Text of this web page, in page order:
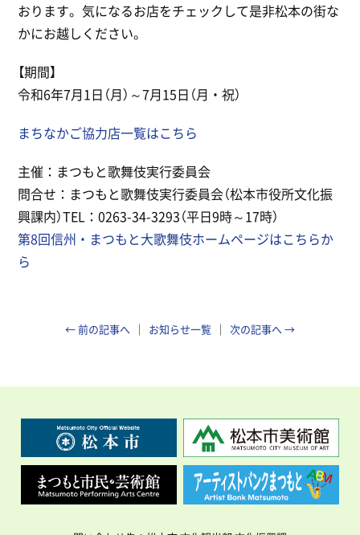
おります。気になるお店をチェックして是非松本の街な
かにお越しください。
【期間】
令和6年7月1日（月）～7月15日（月・祝）
まちなかご協力店一覧はこちら
主催：まつもと歌舞伎実行委員会
問合せ：まつもと歌舞伎実行委員会（松本市役所文化振
興課内）TEL：0263-34-3293（平日9時～17時）
第8回信州・まつもと大歌舞伎ホームページはこちらか
ら
← 前の記事へ お知らせ一覧 次の記事へ →